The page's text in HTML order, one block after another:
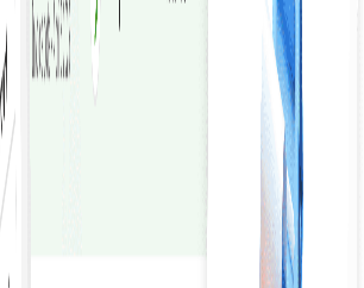
ภาพ
นการตรวจสอบได้ง่ายขึ้นด้วยบันทึกดิจิทัลที่
การทำธุรกรรมโดยละเอียดสำหรับการตรวจ